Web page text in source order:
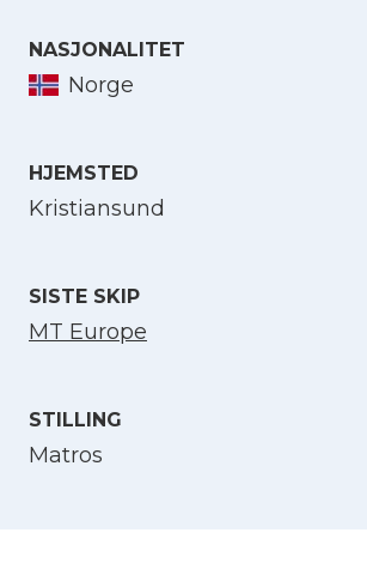
NASJONALITET
Norge
HJEMSTED
Kristiansund
SISTE SKIP
MT Europe
STILLING
Matros
Velg språk
Norsk bokmål